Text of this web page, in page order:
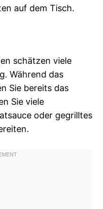
auf dem Tisch.
schätzen viele
Während das
Sie bereits das
Sie viele
oder gegrilltes